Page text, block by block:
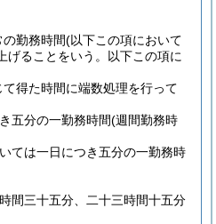
勤務時間(以下この項において
げることをいう。以下この項に
得た時間に端数処理を行って
五分の一勤務時間(週間勤務時
ては一日につき五分の一勤務時
間三十五分、二十三時間十五分